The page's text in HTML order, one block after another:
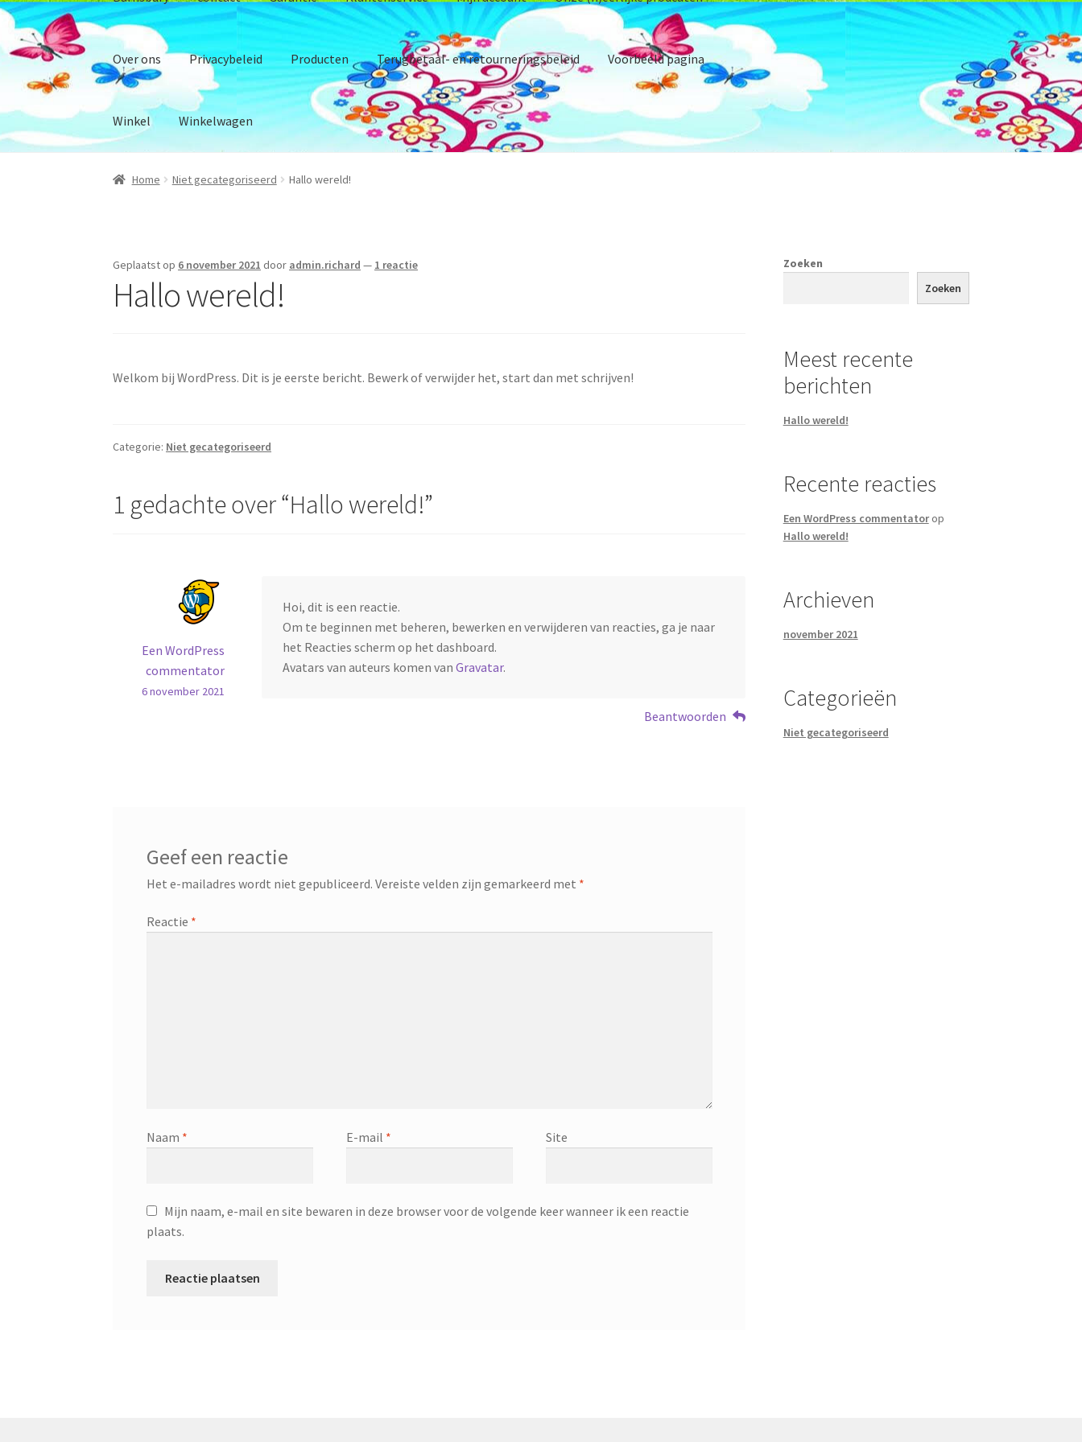
Over ons Privacybeleid Producten Terugbetaal- en retourneringsbeleid Voorbeeld pagina
Winkel Winkelwagen
Verzend informatie en status Afrekenen
Home Niet gecategoriseerd Hallo wereld!
Geplaatst op 6 november 2021 door admin.richard — 1 reactie
Hallo wereld!
Welkom bij WordPress. Dit is je eerste bericht. Bewerk of verwijder het, start dan met schrijven!
Categorie: Niet gecategoriseerd
1 gedachte over “Hallo wereld!”
Een WordPress
commentator
6 november 2021
Hoi, dit is een reactie.
Om te beginnen met beheren, bewerken en verwijderen van reacties, ga je naar
het Reacties scherm op het dashboard.
Avatars van auteurs komen van Gravatar.
Beantwoorden
Geef een reactie
Het e-mailadres wordt niet gepubliceerd. Vereiste velden zijn gemarkeerd met *
Reactie *
Naam * E-mail * Site
Mijn naam, e-mail en site bewaren in deze browser voor de volgende keer wanneer ik een reactie
plaats.
Zoeken
Zoeken
Meest recente
berichten
Hallo wereld!
Recente reacties
Een WordPress commentatorop
Hallo wereld!
Archieven
november 2021
Categorieën
Niet gecategoriseerd